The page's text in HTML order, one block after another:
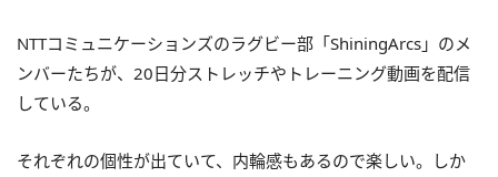
NTTコミュニケーションズのラグビー部「ShiningArcs」のメ
ンバーたちが、20日分ストレッチやトレーニング動画を配信
している。
それぞれの個性が出ていて、内輪感もあるので楽しい。しか